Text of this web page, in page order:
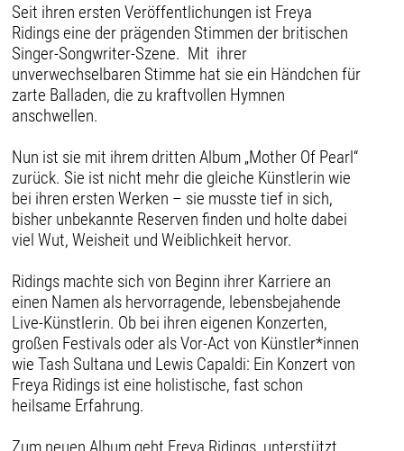
Seit ihren ersten Veröffentlichungen ist Freya
Ridings eine der prägenden Stimmen der britischen
Singer-Songwriter-Szene. Mit ihrer
unverwechselbaren Stimme hat sie ein Händchen für
zarte Balladen, die zu kraftvollen Hymnen
anschwellen.
Nun ist sie mit ihrem dritten Album „Mother Of Pearl“
zurück. Sie ist nicht mehr die gleiche Künstlerin wie
bei ihren ersten Werken – sie musste tief in sich,
bisher unbekannte Reserven finden und holte dabei
viel Wut, Weisheit und Weiblichkeit hervor.
Ridings machte sich von Beginn ihrer Karriere an
einen Namen als hervorragende, lebensbejahende
Live-Künstlerin. Ob bei ihren eigenen Konzerten,
großen Festivals oder als Vor-Act von Künstler*innen
wie Tash Sultana und Lewis Capaldi: Ein Konzert von
Freya Ridings ist eine holistische, fast schon
heilsame Erfahrung.
Zum neuen Album geht Freya Ridings, unterstützt